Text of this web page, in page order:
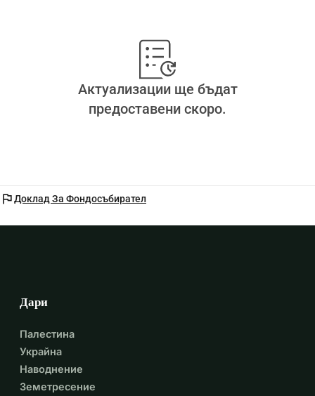
Актуализации ще бъдат
предоставени скоро.
flagДоклад За Фондосъбирател
Дари
Палестина
Украйна
Наводнение
Земетресение